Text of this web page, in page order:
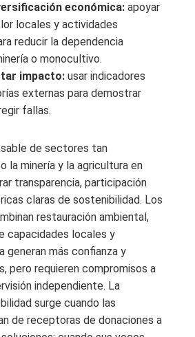
económica: apoyar
locales y actividades
reducir la dependencia
o monocultivo.
impacto: usar indicadores
externas para demostrar
fallas.
de sectores tan
la minería y la agricultura en
transparencia, participación
claras de sostenibilidad. Los
restauración ambiental,
capacidades locales y
generan más confianza y
pero requieren compromisos a
independiente. La
surge cuando las
de receptoras de donaciones a